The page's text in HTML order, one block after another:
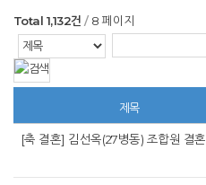
Total 1,132건 8 페이지
제목
[축 결혼] 김선옥(27병동) 조합원 결혼